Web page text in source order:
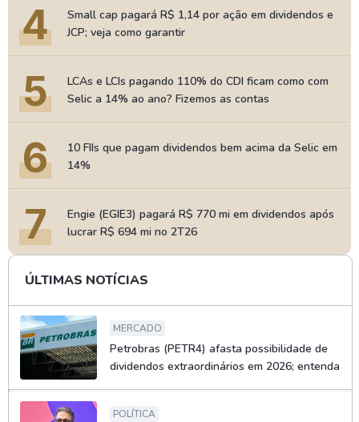
4
Small cap pagará R$ 1,14 por ação em dividendos e
JCP; veja como garantir
5
LCAs e LCIs pagando 110% do CDI ficam como com
Selic a 14% ao ano? Fizemos as contas
6
10 FIIs que pagam dividendos bem acima da Selic em
14%
7
Engie (EGIE3) pagará R$ 770 mi em dividendos após
lucrar R$ 694 mi no 2T26
ÚLTIMAS NOTÍCIAS
MERCADO
Petrobras (PETR4) afasta possibilidade de
dividendos extraordinários em 2026; entenda
POLÍTICA